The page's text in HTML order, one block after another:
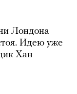
Лондона
Идею уже
Хан